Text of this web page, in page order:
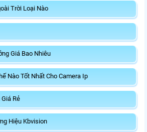
Trời Loại Nào
Giá Bao Nhiêu
Nào Tốt Nhất Cho Camera Ip
Rẻ
Hiệu Kbvision